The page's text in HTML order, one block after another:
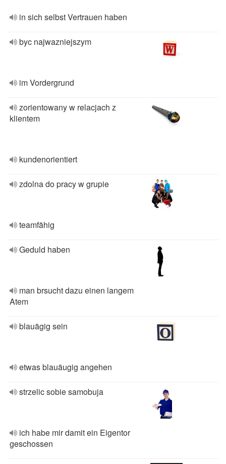
in sich selbst Vertrauen haben
byc najwazniejszym
im Vordergrund
zorientowany w relacjach z
klientem
kundenorientiert
zdolna do pracy w grupie
teamfähig
Geduld haben
man brsucht dazu einen langem
Atem
blauägig sein
etwas blauäugig angehen
strzelic sobie samobuja
ich habe mir damit ein Eigentor
geschossen